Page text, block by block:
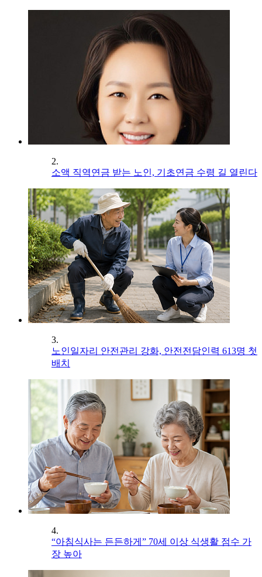
2.
소액 직역연금 받는 노인, 기초연금 수령 길 열린다
3.
노인일자리 안전관리 강화, 안전전담인력 613명 첫
배치
4.
“아침식사는 든든하게” 70세 이상 식생활 점수 가
장 높아